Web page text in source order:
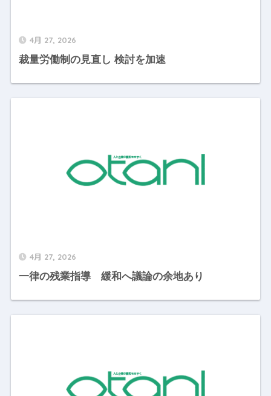
4月 27, 2026
裁量労働制の見直し 検討を加速
4月 27, 2026
一律の残業指導 緩和へ議論の余地あり